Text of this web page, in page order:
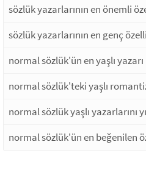
sözlük yazarlarının en önemli
sözlük yazarlarının en genç
normal sözlük'ün en yaşlı yazarı
normal sözlük'teki yaşlı
normal sözlük yaşlı yazarlarını
normal sözlük'ün en beğenilen